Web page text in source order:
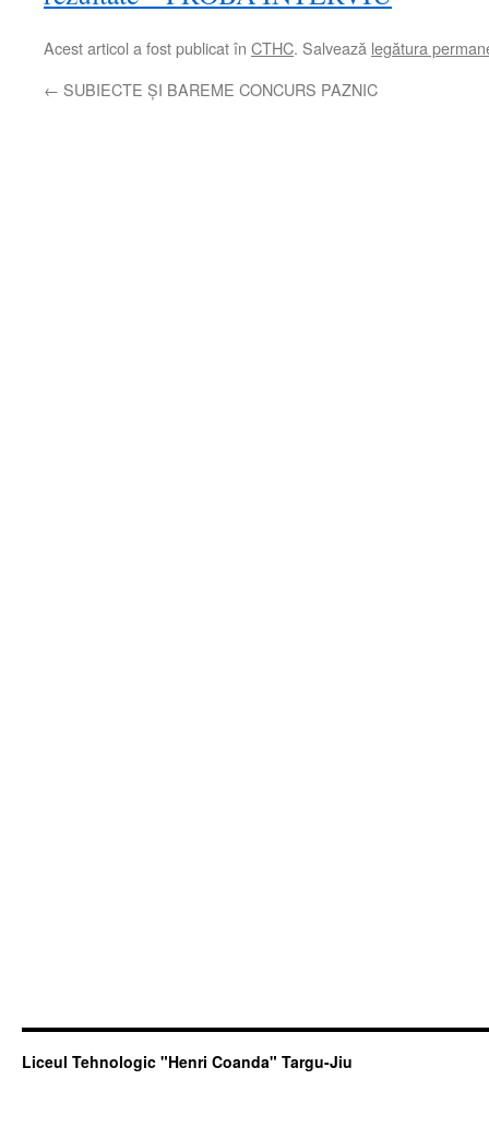
Acest articol a fost publicat în CTHC. Salvează legătura
← SUBIECTE ȘI BAREME CONCURS PAZNIC
Liceul Tehnologic "Henri Coanda" Targu-Jiu